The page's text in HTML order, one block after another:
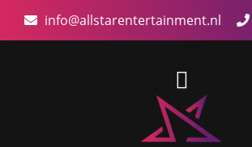
info@allstarentertainment.nl